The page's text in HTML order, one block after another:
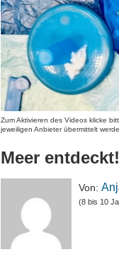
Zum Aktivieren des Videos klicke
jeweiligen Anbieter übermittelt
Meer entdeckt!
Von:
(8 bis 10